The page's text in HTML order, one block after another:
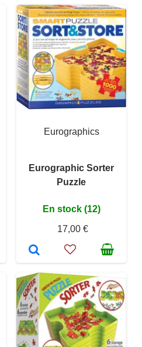
Eurographics
Eurographic Sorter
Puzzle
En stock (12)
17,00 €